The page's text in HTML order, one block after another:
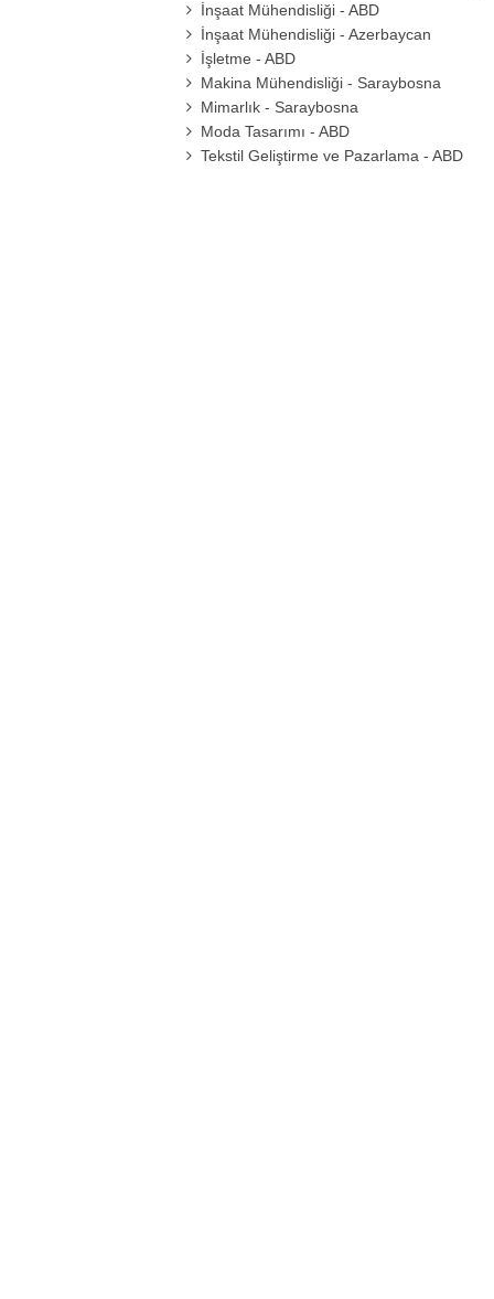
İnşaat Mühendisliği - ABD
İnşaat Mühendisliği - Azerbaycan
İşletme - ABD
Makina Mühendisliği - Saraybosna
Mimarlık - Saraybosna
Moda Tasarımı - ABD
Tekstil Geliştirme ve Pazarlama - ABD